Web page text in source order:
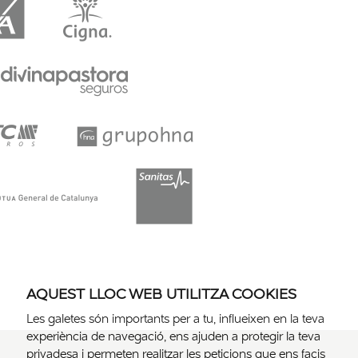
AQUEST LLOC WEB UTILITZA COOKIES
Les galetes són importants per a tu, influeixen en la teva
experiència de navegació, ens ajuden a protegir la teva
privadesa i permeten realitzar les peticions que ens facis